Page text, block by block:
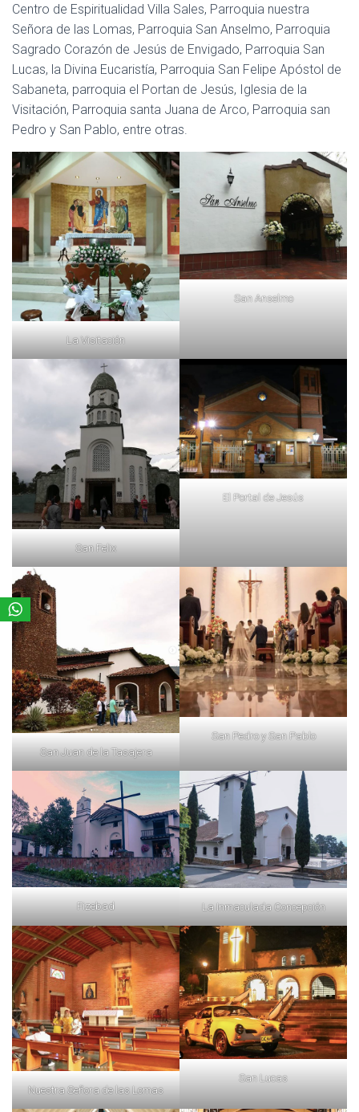
Centro de Espiritualidad Villa Sales, Parroquia nuestra
Señora de las Lomas, Parroquia San Anselmo, Parroquia
Sagrado Corazón de Jesús de Envigado, Parroquia San
Lucas, la Divina Eucaristía, Parroquia San Felipe Apóstol de
Sabaneta, parroquia el Portan de Jesús, Iglesia de la
Visitación, Parroquia santa Juana de Arco, Parroquia san
Pedro y San Pablo, entre otras.
La Visitación
San Anselmo
San Felix
El Portal de Jesús
San Juan de la Tasajera
San Pedro y San Pablo
Fizebad La Inmaculada Concepción
Nuestra Señora de las Lomas
San Lucas